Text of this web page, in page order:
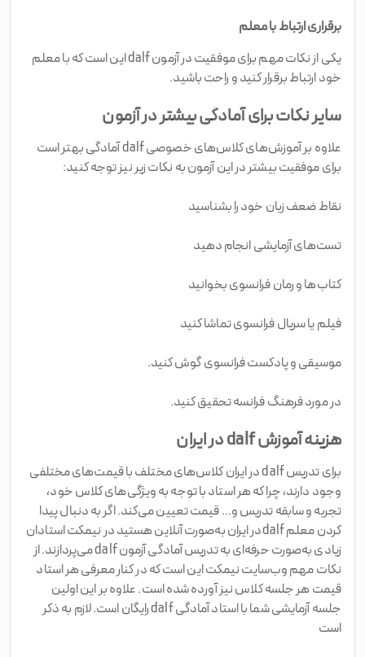
برقراری ارتباط با معلم
یکی از نکات مهم برای موفقیت در آزمون dalf این است که با معلم
خود ارتباط برقرار کنید و راحت باشید.
سایر نکات برای آمادگی بیشتر در آزمون
علاوه بر آموزش‌های کلاس‌های خصوصی dalf آمادگی بهتر است
برای موفقیت بیشتر در این آزمون به نکات زیر نیز توجه کنید:
نقاط ضعف زبان خود را بشناسید
تست‌های آزمایشی انجام دهید
کتاب‌ها و رمان فرانسوی بخوانید
فیلم یا سریال فرانسوی تماشا کنید
موسیقی و پادکست فرانسوی گوش کنید.
در مورد فرهنگ فرانسه تحقیق کنید.
هزینه آموزش dalf در ایران
برای تدریس dalf در ایران کلاس‌های مختلف با قیمت‌های مختلفی
وجود دارند، چرا که هر استاد با توجه به ویژگی‌های کلاس خود،
تجربه و سابقه تدریس و... قیمت تعیین می‌کند. اگر به دنبال پیدا
کردن معلم dalfدر ایران به‌صورت آنلاین هستید در نیمکت استادان
زیادی به‌صورت حرفه‌ای به تدریس آمادگی آزمون dalf می‌پردازند. از
نکات مهم وب‌سایت نیمکت این است که در کنار معرفی هر استاد
قیمت هر جلسه کلاس نیز آورده شده است. علاوه بر این اولین
جلسه آزمایشی شما با استاد آمادگی dalf رایگان است. لازم به ذکر
است